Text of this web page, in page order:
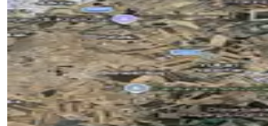
8.170.000 ₺
ÇELİKLER GAYRİMENKUL VE AUTO
Ara